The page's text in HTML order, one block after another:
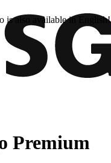
is also available in English!
Premium